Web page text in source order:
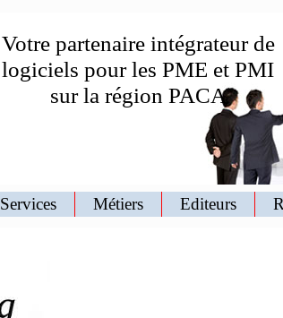
Votre partenaire intégrateur de
logiciels pour les PME et PMI
sur la région PACA
Services Métiers Editeurs